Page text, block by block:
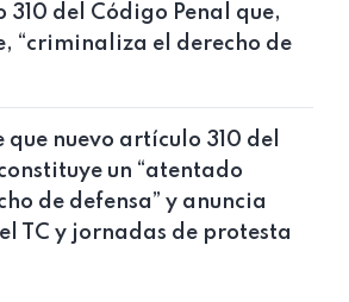
del Código Penal que,
“criminaliza el derecho de
que nuevo artículo 310 del
un “atentado
de defensa” y anuncia
TC y jornadas de protesta